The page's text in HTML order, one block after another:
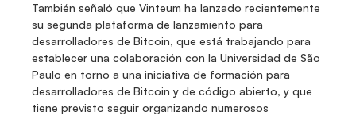
También señaló que Vinteum ha lanzado recientemente
su segunda plataforma de lanzamiento para
desarrolladores de Bitcoin, que está trabajando para
establecer una colaboración con la Universidad de São
Paulo en torno a una iniciativa de formación para
desarrolladores de Bitcoin y de código abierto, y que
tiene previsto seguir organizando numerosos